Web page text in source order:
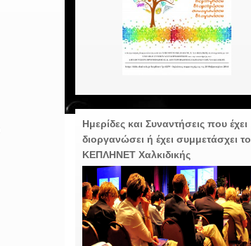
Ημερίδες και Συναντήσεις που έχει
διοργανώσει ή έχει συμμετάσχει το
ΚΕΠΛΗΝΕΤ Χαλκιδικής